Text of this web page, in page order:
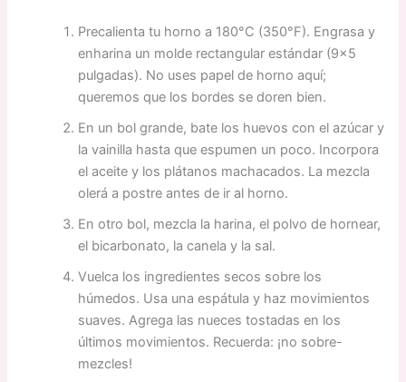
Precalienta tu horno a 180°C (350°F). Engrasa y
enharina un molde rectangular estándar (9×5
pulgadas). No uses papel de horno aquí;
queremos que los bordes se doren bien.
En un bol grande, bate los huevos con el azúcar y
la vainilla hasta que espumen un poco. Incorpora
el aceite y los plátanos machacados. La mezcla
olerá a postre antes de ir al horno.
En otro bol, mezcla la harina, el polvo de hornear,
el bicarbonato, la canela y la sal.
Vuelca los ingredientes secos sobre los
húmedos. Usa una espátula y haz movimientos
suaves. Agrega las nueces tostadas en los
últimos movimientos. Recuerda: ¡no sobre-
mezcles!